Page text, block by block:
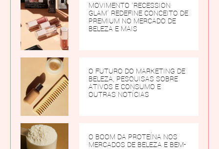
MOVIMENTO ‘RECESSION
GLAM’ REDEFINE CONCEITO DE
PREMIUM NO MERCADO DE
BELEZA E MAIS
O FUTURO DO MARKETING DE
BELEZA, PESQUISAS SOBRE
ATIVOS E CONSUMO E
OUTRAS NOTÍCIAS
O BOOM DA PROTEÍNA NOS
MERCADOS DE BELEZA E BEM-